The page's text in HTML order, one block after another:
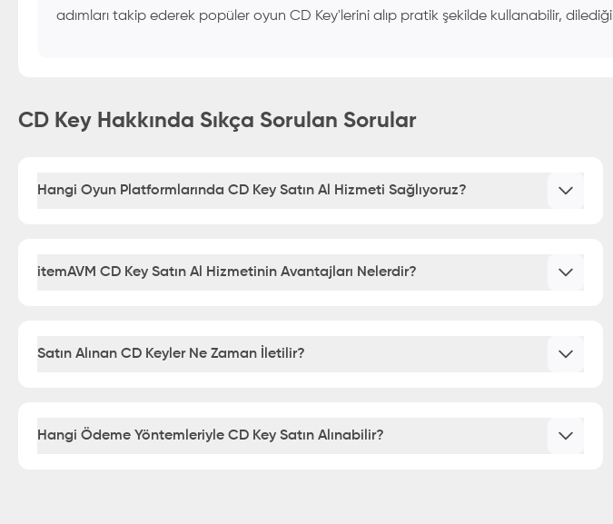
adımları takip ederek popüler oyun CD Key'lerini alıp pratik şekilde kullanabilir,
CD Key Hakkında Sıkça Sorulan Sorular
Hangi Oyun Platformlarında CD Key Satın Al Hizmeti Sağlıyoruz?
itemAVM CD Key Satın Al Hizmetinin Avantajları Nelerdir?
Satın Alınan CD Keyler Ne Zaman İletilir?
Hangi Ödeme Yöntemleriyle CD Key Satın Alınabilir?